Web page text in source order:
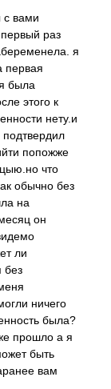
с вами
первый раз
я
первая
была
этого к
нету.и
подтвердил
попожже
что
обычно без
на
он
ли
без
ничего
была?
прошло а я
быть
вам